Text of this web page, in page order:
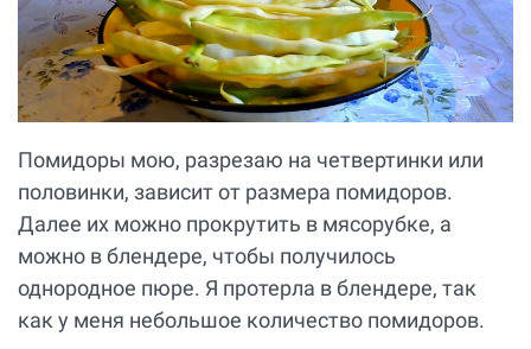
Помидоры мою, разрезаю на четвертинки или
половинки, зависит от размера помидоров.
Далее их можно прокрутить в мясорубке, а
можно в блендере, чтобы получилось
однородное пюре. Я протерла в блендере, так
как у меня небольшое количество помидоров.